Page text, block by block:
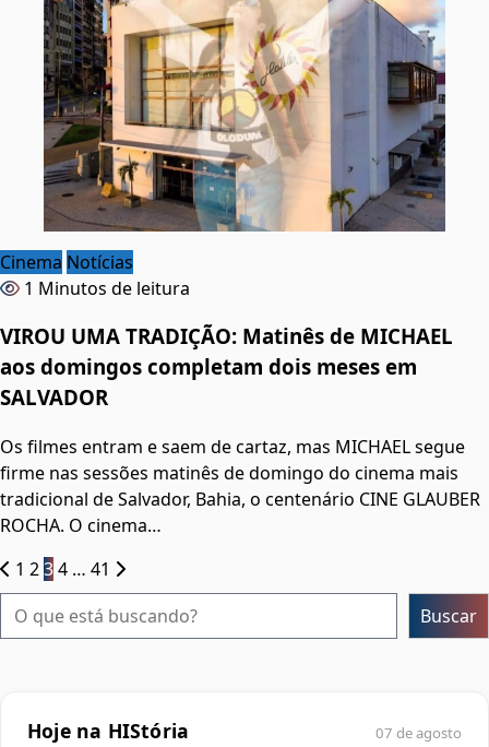
Cinema Notícias
1 Minutos de leitura
VIROU UMA TRADIÇÃO: Matinês de MICHAEL
aos domingos completam dois meses em
SALVADOR
Os filmes entram e saem de cartaz, mas MICHAEL segue
firme nas sessões matinês de domingo do cinema mais
tradicional de Salvador, Bahia, o centenário CINE GLAUBER
ROCHA. O cinema…
Paginação
de
posts
1 234 … 41
Pesquisar
Buscar
Hoje na HIStória 07 de agosto